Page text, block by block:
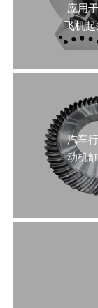
应用
飞机
汽车
动机